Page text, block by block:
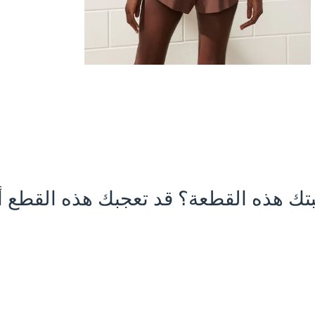
هذه القطعة؟ قد تعجبك هذه القطع